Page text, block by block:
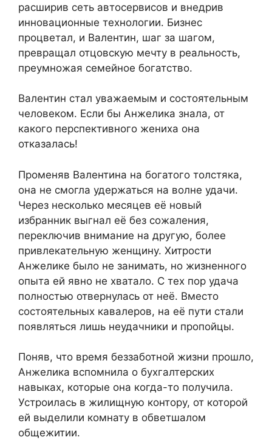
расширив сеть автосервисов и внедрив
инновационные технологии. Бизнес
процветал, и Валентин, шаг за шагом,
превращал отцовскую мечту в реальность,
преумножая семейное богатство.
Валентин стал уважаемым и состоятельным
человеком. Если бы Анжелика знала, от
какого перспективного жениха она
отказалась!
Променяв Валентина на богатого толстяка,
она не смогла удержаться на волне удачи.
Через несколько месяцев её новый
избранник выгнал её без сожаления,
переключив внимание на другую, более
привлекательную женщину. Хитрости
Анжелике было не занимать, но жизненного
опыта ей явно не хватало. С тех пор удача
полностью отвернулась от неё. Вместо
состоятельных кавалеров, на её пути стали
появляться лишь неудачники и пропойцы.
Поняв, что время беззаботной жизни прошло,
Анжелика вспомнила о бухгалтерских
навыках, которые она когда-то получила.
Устроилась в жилищную контору, от которой
ей выделили комнату в обветшалом
общежитии.